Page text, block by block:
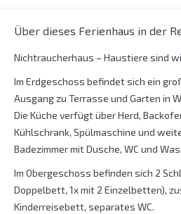
Über dieses Ferienhaus in der
Nichtraucherhaus – Haustiere sind
Im Erdgeschoss befindet sich ein
Ausgang zu Terrasse und Garten in
Die Küche verfügt über Herd,
Kühlschrank, Spülmaschine und
Badezimmer mit Dusche, WC und
Im Obergeschoss befinden sich 2
Doppelbett, 1x mit 2 Einzelbetten),
Kinderreisebett, separates WC.